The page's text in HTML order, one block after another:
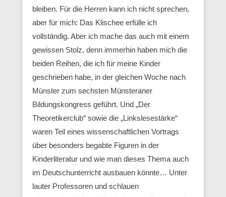
bleiben. Für die Herren kann ich nicht sprechen,
aber für mich: Das Klischee erfülle ich
vollständig. Aber ich mache das auch mit einem
gewissen Stolz, denn immerhin haben mich die
beiden Reihen, die ich für meine Kinder
geschrieben habe, in der gleichen Woche nach
Münster zum sechsten Münsteraner
Bildungskongress geführt. Und „Der
Theoretikerclub“ sowie die „Linkslesestärke“
waren Teil eines wissenschaftlichen Vortrags
über besonders begabte Figuren in der
Kinderliteratur und wie man dieses Thema auch
im Deutschunterricht ausbauen könnte… Unter
lauter Professoren und schlauen